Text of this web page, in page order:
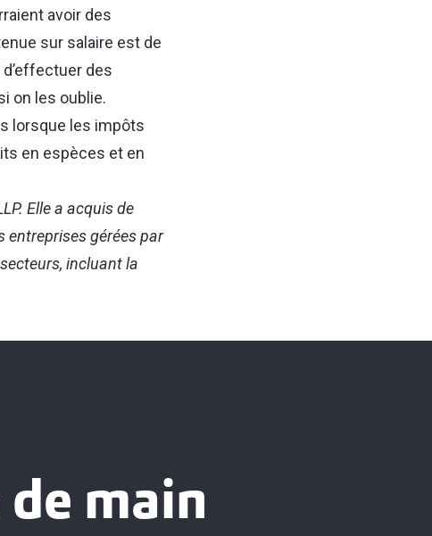
avoir des
sur salaire est de
des
on les oublie.
lorsque les impôts
en espèces et en
Elle a acquis de
entreprises gérées par
incluant la
main